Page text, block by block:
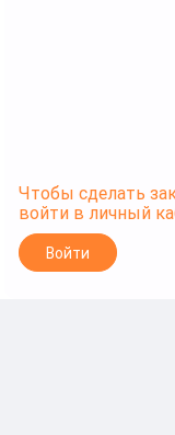
Чтобы сделать
войти в личный
Войти